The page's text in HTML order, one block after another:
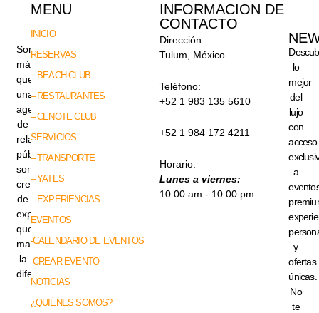
Somos
más
que
una
agencia
de
relaciones
públicas,
somos
creadores
de
experiencias
que
marcan
la
diferencia.
MENU
INICIO
RESERVAS
– BEACH CLUB
– RESTAURANTES
– CENOTE CLUB
SERVICIOS
– TRANSPORTE
– YATES
– EXPERIENCIAS
EVENTOS
-CALENDARIO DE EVENTOS
-CREAR EVENTO
NOTICIAS
¿QUIÉNES SOMOS?
INFORMACION DE
CONTACTO
Dirección:
Tulum, México.
Teléfono:
+52 1 983 135 5610
+52 1 984 172 4211
Horario:
Lunes a viernes:
10:00 am - 10:00 pm
lo
mejor
del
lujo
con
acceso
a
y
ofertas
únicas.
No
te